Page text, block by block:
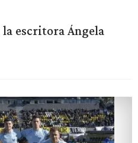
escritora Ángela